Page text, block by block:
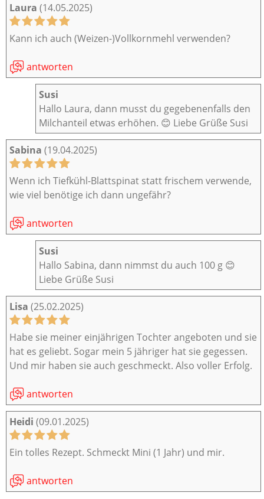
Laura (14.05.2025)
Kann ich auch (Weizen-)Vollkornmehl verwenden?
antworten
Susi
Hallo Laura, dann musst du gegebenenfalls den
Milchanteil etwas erhöhen. 😊 Liebe Grüße Susi
Sabina (19.04.2025)
Wenn ich Tiefkühl-Blattspinat statt frischem verwende,
wie viel benötige ich dann ungefähr?
antworten
Susi
Hallo Sabina, dann nimmst du auch 100 g 😊
Liebe Grüße Susi
Lisa (25.02.2025)
Habe sie meiner einjährigen Tochter angeboten und sie
hat es geliebt. Sogar mein 5 jähriger hat sie gegessen.
Und mir haben sie auch geschmeckt. Also voller Erfolg.
antworten
Heidi (09.01.2025)
Ein tolles Rezept. Schmeckt Mini (1 Jahr) und mir.
antworten